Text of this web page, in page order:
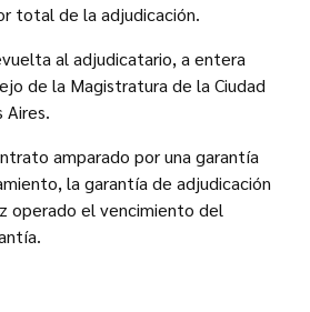
total de la adjudicación.
al adjudicatario, a entera
de la Magistratura de la Ciudad
Aires.
amparado por una garantía
la garantía de adjudicación
operado el vencimiento del